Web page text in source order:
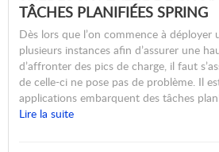
TÂCHES PLANIFIÉES SPRING
Dès lors que l’on commence à déployer
plusieurs instances afin d’assurer une
d’affronter des pics de charge, il faut
de celle-ci ne pose pas de problème. Il
applications embarquent des tâches
Lire la suite